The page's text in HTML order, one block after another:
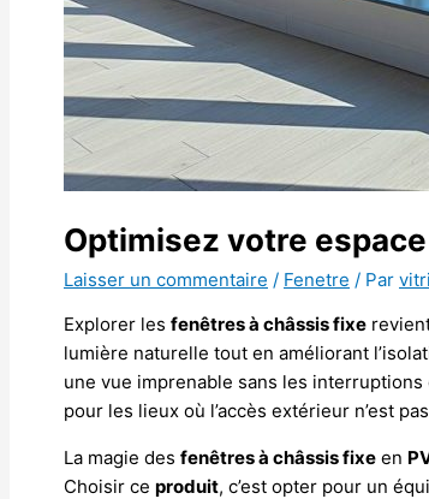
Optimisez votre
Laisser un commentaire / Fenetre / Par
Explorer les fenêtres à châssis fixe
lumière naturelle tout en améliorant
une vue imprenable sans les
pour les lieux où l’accès extérieur n’est
La magie des fenêtres à châssis fixe en
Choisir ce produit, c’est opter pour un